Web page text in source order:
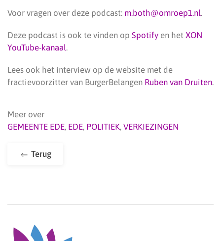
Voor vragen over deze podcast: m.both@omroep1.nl.
Deze podcast is ook te vinden op Spotify en het XON
YouTube-kanaal.
Lees ook het interview op de website met de
fractievoorzitter van BurgerBelangen Ruben van Druiten.
Meer over
GEMEENTE EDE, EDE, POLITIEK, VERKIEZINGEN
Terug